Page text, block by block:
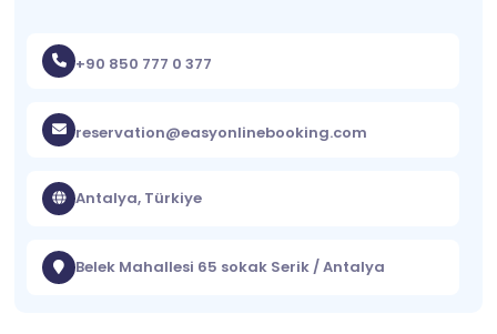
+90 850 777 0 377
reservation@easyonlinebooking.com
Antalya, Türkiye
Belek Mahallesi 65 sokak Serik / Antalya